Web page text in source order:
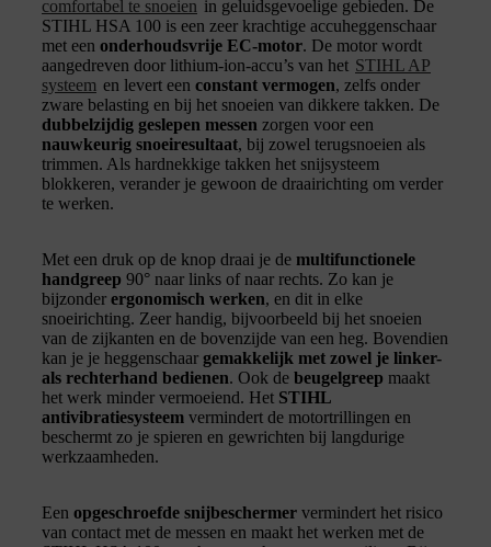
comfortabel te snoeien in geluidsgevoelige gebieden. De
STIHL HSA 100 is een zeer krachtige accuheggenschaar
met een onderhoudsvrije EC-motor. De motor wordt
aangedreven door lithium-ion-accu’s van het STIHL AP
systeem en levert een constant vermogen, zelfs onder
zware belasting en bij het snoeien van dikkere takken. De
dubbelzijdig geslepen messen zorgen voor een
nauwkeurig snoeiresultaat, bij zowel terugsnoeien als
trimmen. Als hardnekkige takken het snijsysteem
blokkeren, verander je gewoon de draairichting om verder
te werken.
Met een druk op de knop draai je de multifunctionele
handgreep 90° naar links of naar rechts. Zo kan je
bijzonder ergonomisch werken, en dit in elke
snoeirichting. Zeer handig, bijvoorbeeld bij het snoeien
van de zijkanten en de bovenzijde van een heg. Bovendien
kan je je heggenschaar gemakkelijk met zowel je linker-
als rechterhand bedienen. Ook de beugelgreep maakt
het werk minder vermoeiend. Het STIHL
antivibratiesysteem vermindert de motortrillingen en
beschermt zo je spieren en gewrichten bij langdurige
werkzaamheden.
Een opgeschroefde snijbeschermer vermindert het risico
van contact met de messen en maakt het werken met de